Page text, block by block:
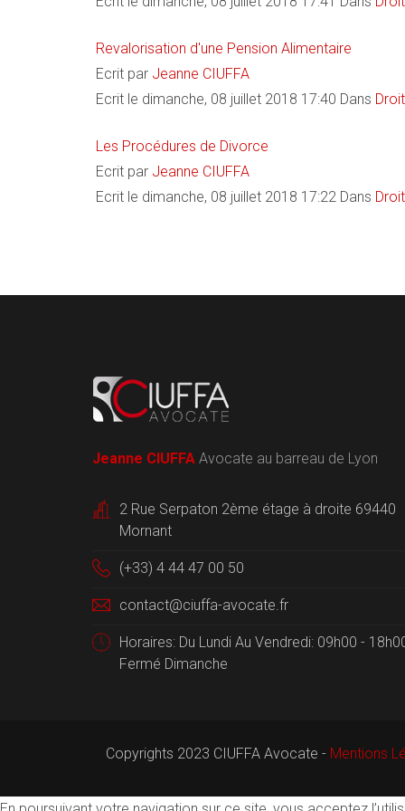
Revalorisation d'une Pension Alimentaire
Ecrit par Jeanne CIUFFA
Ecrit le dimanche, 08 juillet 2018 17:40 Dans
Les Procédures de Divorce
Ecrit par Jeanne CIUFFA
Ecrit le dimanche, 08 juillet 2018 17:22 Dans
Jeanne CIUFFA Avocate au barreau de Lyon
2 Rue Serpaton 2ème étage à droite 69440
Mornant
(+33) 4 44 47 00 50
contact@ciuffa-avocate.fr
Horaires: Du Lundi Au Vendredi: 09h00 -
Fermé Dimanche
Copyrights 2023 CIUFFA Avocate - Mentions